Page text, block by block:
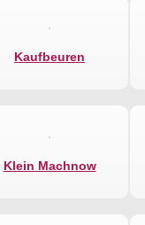
Kaufbeuren
Klein Machnow